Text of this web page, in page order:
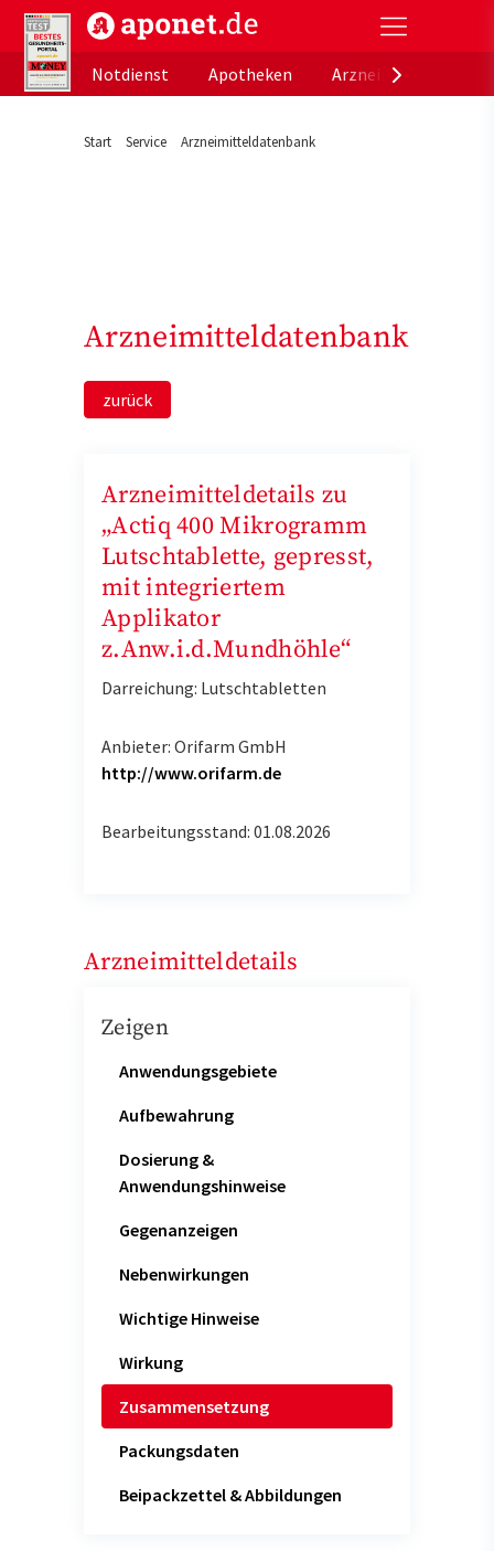
aponet.de - Das offizielle Gesundheitsportal der
Notdienst
Apotheken
Start Service Arzneimitteldatenbank
Arzneimitteldatenbank
zurück
Arzneimitteldetails zu
„Actiq 400 Mikrogramm
Lutschtablette, gepresst,
mit integriertem
Applikator
z.Anw.i.d.Mundhöhle“
Darreichung: Lutschtabletten
Anbieter: Orifarm GmbH
http://www.orifarm.de
Bearbeitungsstand: 01.08.2026
Arzneimitteldetails
Zeigen
Anwendungsgebiete
Aufbewahrung
Dosierung &
Anwendungshinweise
Gegenanzeigen
Nebenwirkungen
Wichtige Hinweise
Wirkung
Zusammensetzung
Packungsdaten
Beipackzettel & Abbildungen